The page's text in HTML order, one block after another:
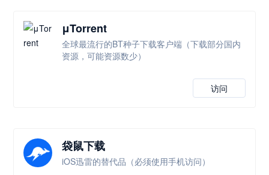
μTorrent
全球最流行的BT种子下载客户端（下载部分国内
资源，可能资源数少）
访问
袋鼠下载
iOS迅雷的替代品（必须使用手机访问）